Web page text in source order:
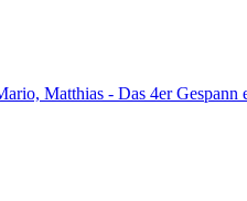
Matthias - Das 4er Gespann